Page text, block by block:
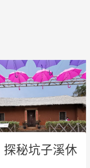
秘坑子溪休